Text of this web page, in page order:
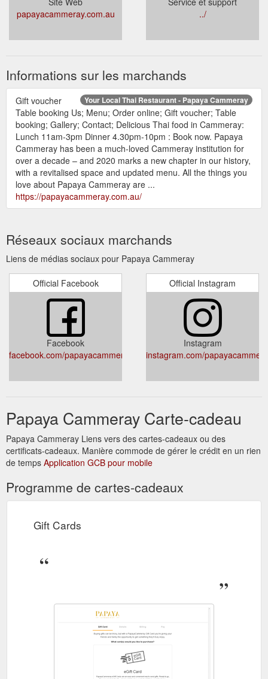
papayacammeray.com.au
../
Informations sur les marchands
Your Local Thai Restaurant - Papaya Cammeray
Gift voucher
Table booking Us; Menu; Order online; Gift voucher; Table
booking; Gallery; Contact; Delicious Thai food in Cammeray:
Lunch 11am-3pm Dinner 4.30pm-10pm : Book now. Papaya
Cammeray has been a much-loved Cammeray institution for
over a decade – and 2020 marks a new chapter in our history,
with a revitalised space and updated menu. All the things you
love about Papaya Cammeray are ...
https://papayacammeray.com.au/
Réseaux sociaux marchands
Liens de médias sociaux pour Papaya Cammeray
Official Facebook
Facebook
facebook.com/papayacammeray.thai
Official Instagram
Instagram
instagram.com/
Papaya Cammeray Carte-cadeau
Papaya Cammeray Liens vers des cartes-cadeaux ou des
certificats-cadeaux. Manière commode de gérer le crédit en un rien
de temps Application GCB pour mobile
Programme de cartes-cadeaux
Gift Cards